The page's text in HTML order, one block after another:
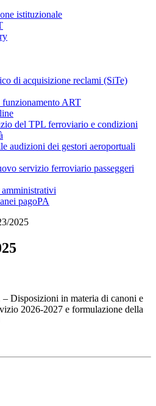
istituzionale
di acquisizione reclami (SiTe)
ART
del TPL ferroviario e condizioni
audizioni dei gestori aeroportuali
servizio ferroviario passeggeri
pagoPA
2025
Disposizioni in materia di canoni e
2026-2027 e formulazione della